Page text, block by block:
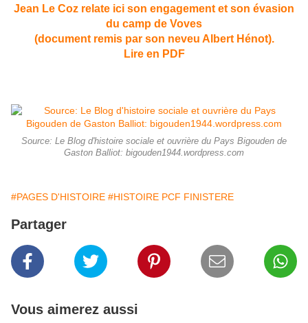
Jean Le Coz relate ici son engagement et son évasion
du camp de Voves
(document remis par son neveu Albert Hénot).
Lire en PDF
Source: Le Blog d'histoire sociale et ouvrière du Pays Bigouden de
Gaston Balliot: bigouden1944.wordpress.com
#PAGES D'HISTOIRE #HISTOIRE PCF FINISTERE
Partager
Vous aimerez aussi